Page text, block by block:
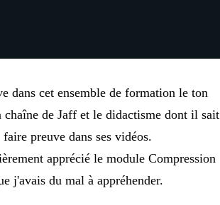
dans cet ensemble de formation le ton
chaîne de Jaff et le didactisme dont il sait
faire preuve dans ses vidéos.
apprécié le module Compression
j'avais du mal à appréhender.